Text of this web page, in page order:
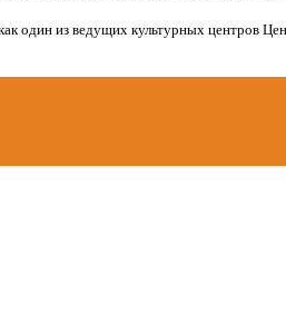
один из ведущих культурных центров